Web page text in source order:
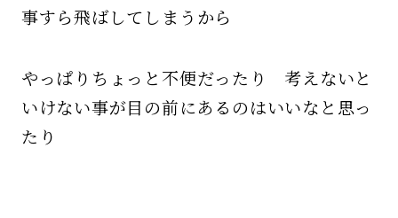
事すら飛ばしてしまうから
やっぱりちょっと不便だったり 考えないと
いけない事が目の前にあるのはいいなと思っ
たり